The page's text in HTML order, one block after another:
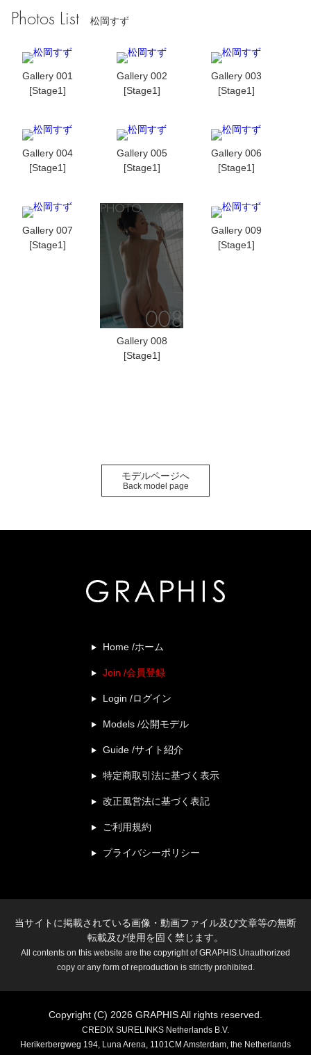
Photos List 松岡すず
Gallery 001
[Stage1]
Gallery 002
[Stage1]
Gallery 003
[Stage1]
Gallery 004
[Stage1]
Gallery 005
[Stage1]
Gallery 006
[Stage1]
Gallery 007
[Stage1]
Gallery 008
[Stage1]
Gallery 009
[Stage1]
モデルページへ
Back model page
Home /ホーム
Join /会員登録
Login /ログイン
Models /公開モデル
Guide /サイト紹介
特定商取引法に基づく表示
改正風営法に基づく表記
ご利用規約
プライバシーポリシー
当サイトに掲載されている画像・動画ファイル及び文章等の無断
転載及び使用を固く禁じます。
All contents on this website are the copyright of GRAPHIS.Unauthorized
copy or any form of reproduction is strictly prohibited.
Copyright (C) 2026 GRAPHIS All rights reserved.
CREDIX SURELINKS Netherlands B.V.
Herikerbergweg 194, Luna Arena, 1101CM Amsterdam, the Netherlands